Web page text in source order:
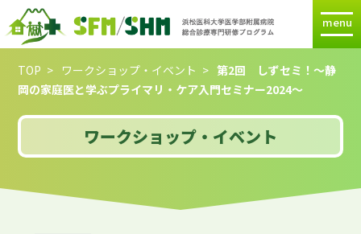
menu
TOP ワークショップ・イベント
第2回 しずセミ！～静
岡の家庭医と学ぶプライマリ・ケア入門セミナー2024～
ワークショップ・イベント